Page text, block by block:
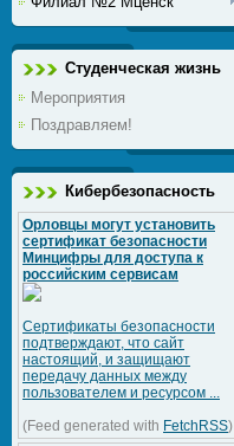
Студенческая жизнь
Мероприятия
Поздравляем!
Кибербезопасность
Орловцы могут установить
сертификат безопасности
Минцифры для доступа к
российским сервисам
Сертификаты безопасности
подтверждают, что сайт
настоящий, и защищают
передачу данных между
пользователем и ресурсом ...
(Feed generated with FetchRSS)